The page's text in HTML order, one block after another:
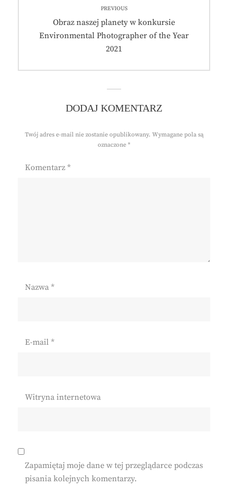
wpisu
PREVIOUS
Previous
post:
Obraz naszej planety w konkursie
Environmental Photographer of the Year
2021
DODAJ KOMENTARZ
Twój adres e-mail nie zostanie opublikowany. Wymagane pola są
oznaczone *
Komentarz *
Nazwa *
E-mail *
Witryna internetowa
Zapamiętaj moje dane w tej przeglądarce podczas
pisania kolejnych komentarzy.